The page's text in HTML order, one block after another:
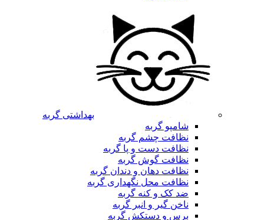
بهداشتی گربه
شامپو گربه
نظافت چشم گربه
نظافت دست و پا گربه
نظافت گوش گربه
نظافت دهان و دندان گربه
نظافت محل نگهداری گربه
ضد کک و کنه گربه
ناخن گیر و انبر گربه
برس و دستکش گربه